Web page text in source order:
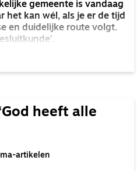
gemeente is vandaag
het kan wél, als je er de tijd
en duidelijke route volgt.
heeft alle
artikelen